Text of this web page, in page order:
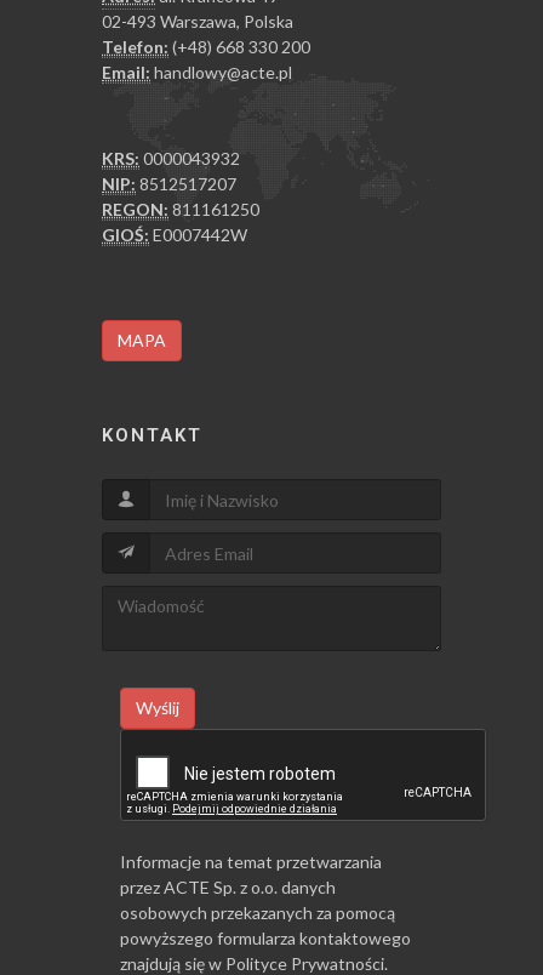
02-493 Warszawa, Polska
Telefon: (+48) 668 330 200
Email: handlowy@acte.pl
KRS: 0000043932
NIP: 8512517207
REGON: 811161250
GIOŚ: E0007442W
MAPA
KONTAKT
Wyślij
Informacje na temat przetwarzania
przez ACTE Sp. z o.o. danych
osobowych przekazanych za pomocą
powyższego formularza kontaktowego
znajdują się w Polityce Prywatności.